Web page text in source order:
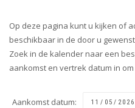
Op deze pagina kunt u kijken of
beschikbaar in de door u
Zoek in de kalender naar een
aankomst en vertrek datum in
Aankomst datum: